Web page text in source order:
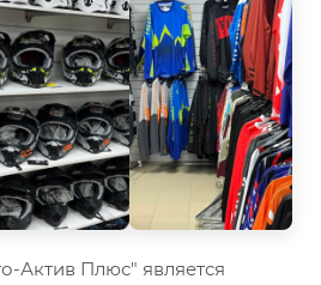
Плюс" является